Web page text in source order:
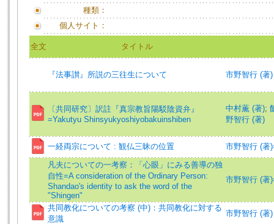
種類：
個人サイト：
全文 タイトル
『法事讃』所説の三往生について 市野智行 (著)
〔共同研究〕訳註『真宗教旨陽駁陰資弁』
=Yakutyu Shinsyukyoshiyobakuinshiben
中村薫 (著);
野智行 (著)
一経両宗について : 観仏三昧の位置
市野智行 (著
凡夫についての一考察：「心眼」にみる善導の独
自性=A consideration of the Ordinary Person:
Shandao's identity to ask the word of the
"Shingen"
市野智行 (著
共同教化についての考察 (中)：共同教化に対する
意識
市野智行 (著)